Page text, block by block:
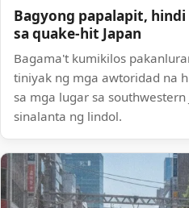
Bagyong papalapit,
sa quake-hit Japan
Bagama't kumikilos
tiniyak ng mga awtoridad na
sa mga lugar sa
sinalanta ng lindol.